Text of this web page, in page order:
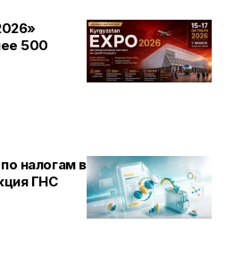
500
налогам в
ГНС